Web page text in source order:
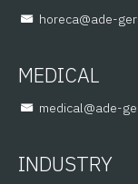
@aceroh
MEDICAL
@lacidem
INDUSTRY